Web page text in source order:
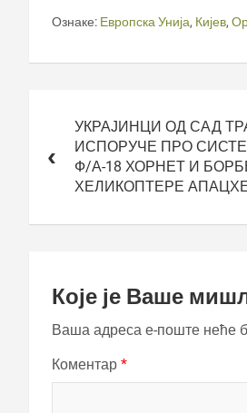
Ознаке: Европска Унија, Кијев,
чланкаУКРАЈИНЦИ ОД САД
ИСПОРУЧЕ ПРО
Ф/А-18 ХОРНЕТ И
ХЕЛИКОПТЕРЕ
Које је Ваше
Ваша адреса е-поште неће
Коментар *